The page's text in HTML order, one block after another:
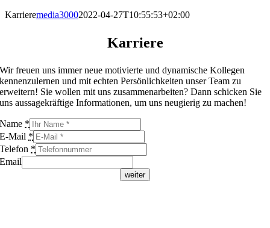
Karrieremedia30002022-04-27T10:55:53+02:00
Karriere
Wir freuen uns immer neue motivierte und dynamische Kollegen
kennenzulernen und mit echten Persönlichkeiten unser Team zu
erweitern! Sie wollen mit uns zusammenarbeiten? Dann schicken Sie
uns aussagekräftige Informationen, um uns neugierig zu machen!
Name *
E-Mail *
Telefon *
Email
weiter